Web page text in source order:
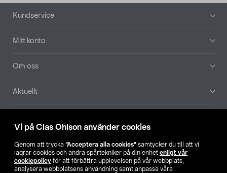
Vi på Clas Ohlson använder cookies
Genom att trycka ”Acceptera alla cookies” samtycker du till att vi
lagrar cookies och andra spårtekniker på din enhet enligt vår
cookiepolicy för att förbättra upplevelsen på vår webbplats,
analysera webbplatsens användning samt anpassa våra
Sidfot
Kundservice
Mitt konto
Om oss
Aktuellt
Hitta butik
SE NO FI